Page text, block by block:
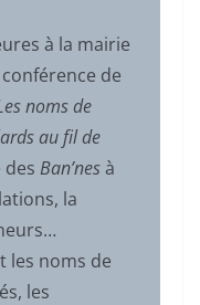
à la mairie
de
noms de
au fil de
Ban’nesà
la
les noms de
les